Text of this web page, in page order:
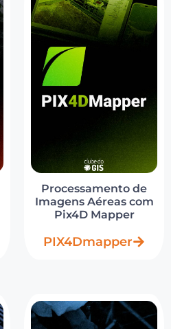
Processamento de
Imagens Aéreas com
Pix4D Mapper
PIX4Dmapper